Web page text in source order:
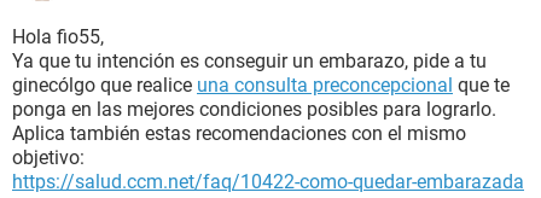
Hola fio55,
Ya que tu intención es conseguir un embarazo, pide a tu
ginecólgo que realice una consulta preconcepcional que te
ponga en las mejores condiciones posibles para lograrlo.
Aplica también estas recomendaciones con el mismo
objetivo:
https://salud.ccm.net/faq/10422-como-quedar-embarazada